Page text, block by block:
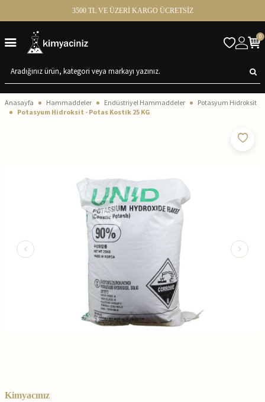
3500 TL VE ÜZERİ KARGO ÜCRETSİZ
0
Anasayfa Hammaddeler Endüstriyel Hammaddeler
Potasyum Hidroksit
Potasyum Hidroksit - Potas Kostik 25 KG
Kimyacınız